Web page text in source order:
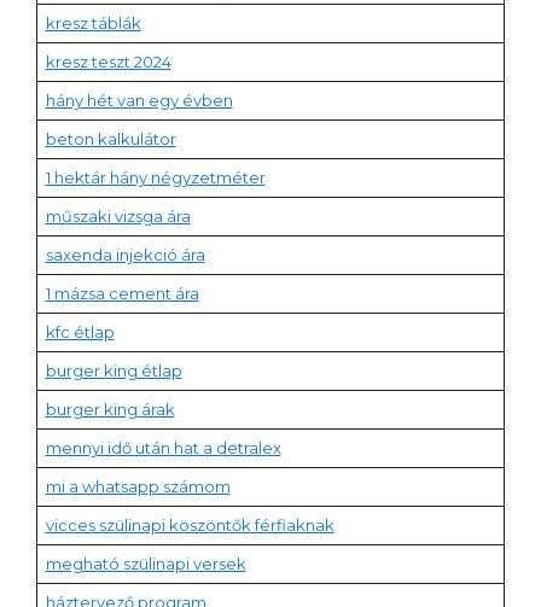
kresz táblák
kresz teszt 2024
hány hét van egy évben
beton kalkulátor
1 hektár hány négyzetméter
műszaki vizsga ára
saxenda injekció ára
1 mázsa cement ára
kfc étlap
burger king étlap
burger king árak
mennyi idő után hat a detralex
mi a whatsapp számom
vicces szülinapi köszöntők férfiaknak
megható szülinapi versek
háztervező program